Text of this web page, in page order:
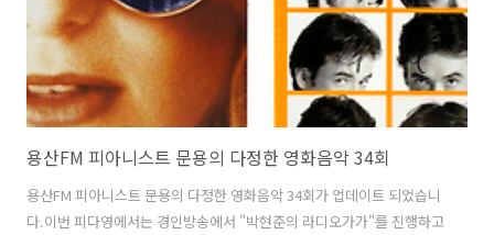
용산FM 피아니스트 문용의 다정한 영화음악 34회
용산FM 피아니스트 문용의 다정한 영화음악 34회가 업데이트 되었습니
다.이번 피다영에서는 경인방송에서 "박현준의 라디오가가"를 진행하고